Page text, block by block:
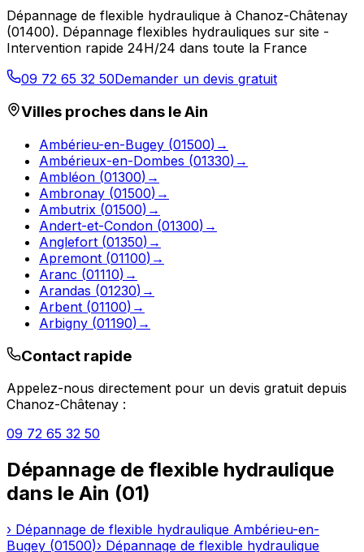
Dépannage de flexible hydraulique à Chanoz-Châtenay
(01400). Dépannage flexibles hydrauliques sur site -
Intervention rapide 24H/24 dans toute la France
09 72 65 32 50Demander un devis gratuit
Villes proches dans leAin
Ambérieu-en-Bugey (01500) →
Ambérieux-en-Dombes (01330) →
Ambléon (01300) →
Ambronay (01500) →
Ambutrix (01500) →
Andert-et-Condon (01300) →
Anglefort (01350) →
Apremont (01100) →
Aranc (01110) →
Arandas (01230) →
Arbent (01100) →
Arbigny (01190) →
Contact rapide
Appelez-nous directement pour un devis gratuit depuis
Chanoz-Châtenay :
09 72 65 32 50
Dépannage de flexible hydraulique
dans le Ain (01)
› Dépannage de flexible hydraulique Ambérieu-en-
Bugey (01500)› Dépannage de flexible hydraulique